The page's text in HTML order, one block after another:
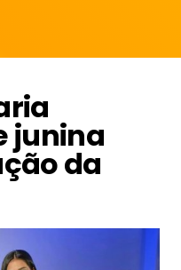
junina
da